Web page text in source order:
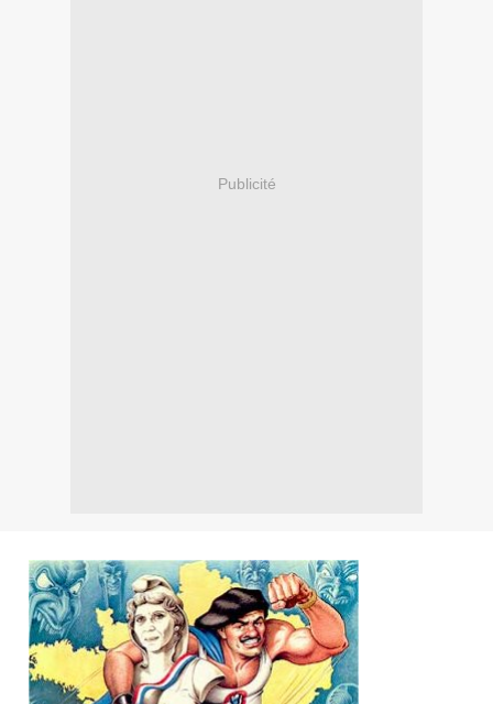
Publicité